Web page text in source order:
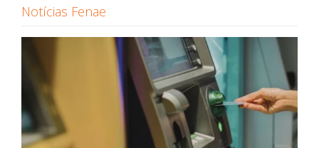
Notícias Fenae